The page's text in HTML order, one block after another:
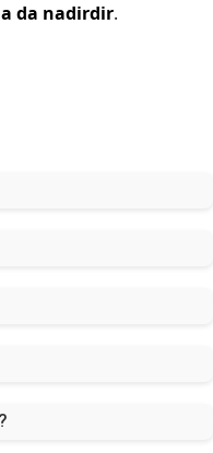
da nadirdir.